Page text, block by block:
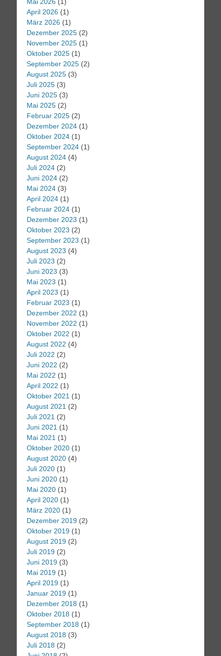
April 2026 (1)
März 2026 (1)
Dezember 2025 (2)
November 2025 (1)
Oktober 2025 (1)
September 2025 (2)
August 2025 (3)
Juli 2025 (3)
Juni 2025 (3)
Mai 2025 (2)
Februar 2025 (2)
Dezember 2024 (1)
Oktober 2024 (1)
September 2024 (1)
August 2024 (4)
Juli 2024 (2)
Juni 2024 (2)
Mai 2024 (3)
April 2024 (1)
Februar 2024 (1)
Dezember 2023 (1)
Oktober 2023 (2)
September 2023 (1)
August 2023 (4)
Juli 2023 (2)
Juni 2023 (3)
Mai 2023 (1)
April 2023 (1)
Februar 2023 (1)
Dezember 2022 (1)
November 2022 (1)
Oktober 2022 (1)
August 2022 (4)
Juli 2022 (2)
Juni 2022 (2)
Mai 2022 (1)
April 2022 (1)
Oktober 2021 (1)
August 2021 (2)
Juli 2021 (2)
Juni 2021 (1)
Mai 2021 (1)
Oktober 2020 (1)
August 2020 (4)
Juli 2020 (1)
Juni 2020 (1)
Mai 2020 (1)
April 2020 (1)
März 2020 (1)
Dezember 2019 (2)
Oktober 2019 (1)
August 2019 (2)
Juli 2019 (2)
Juni 2019 (3)
Mai 2019 (1)
April 2019 (1)
Januar 2019 (1)
Dezember 2018 (1)
Oktober 2018 (1)
September 2018 (1)
August 2018 (3)
Juli 2018 (2)